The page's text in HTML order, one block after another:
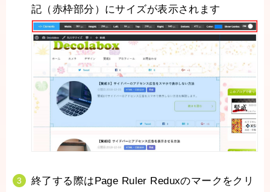
記（赤枠部分）にサイズが表示されます
終了する際はPage Ruler Reduxのマークをクリ